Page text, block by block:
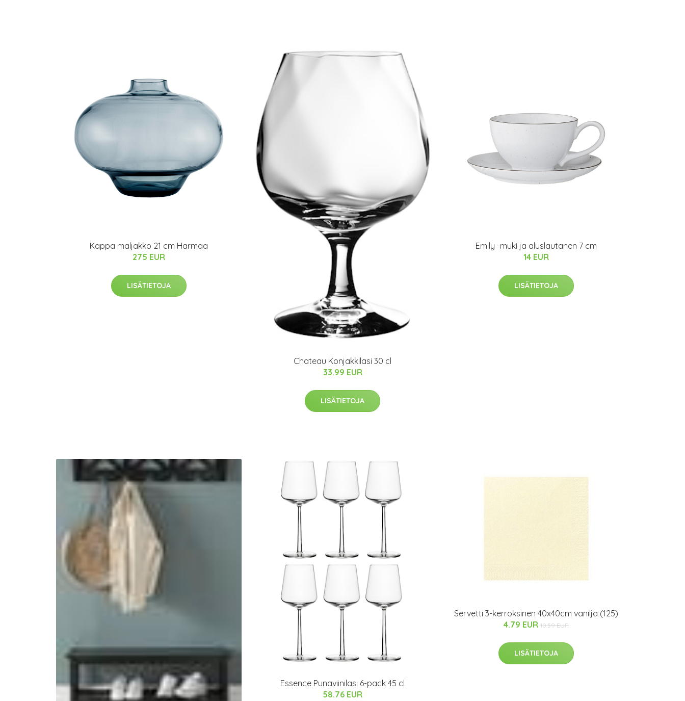
Kappa maljakko 21 cm Harmaa
275 EUR
LISÄTIETOJA
Chateau Konjakkilasi 30 cl
33.99 EUR
LISÄTIETOJA
Emily -muki ja aluslautanen 7 cm
14 EUR
LISÄTIETOJA
Essence Punaviinilasi 6-pack 45 cl
58.76 EUR
Servetti 3-kerroksinen 40x40cm vanilja (125)
4.79 EUR 10.59 EUR
LISÄTIETOJA